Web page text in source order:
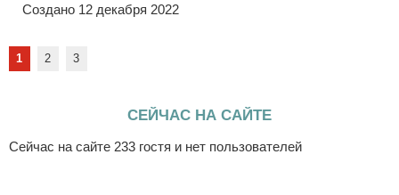
Создано 12 декабря 2022
1 2 3
СЕЙЧАС НА САЙТЕ
Сейчас на сайте 233 гостя и нет пользователей